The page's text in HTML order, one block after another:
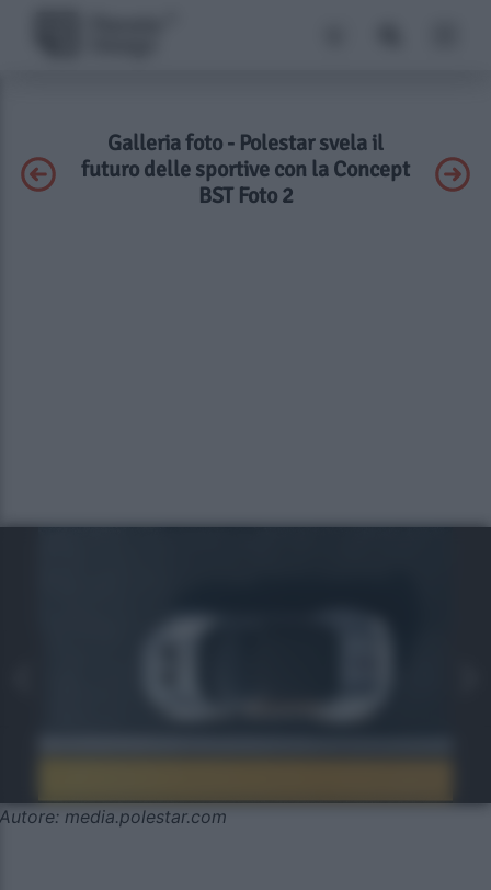
Galleria foto - Polestar svela il
futuro delle sportive con la Concept
BST Foto 2
Autore: media.polestar.com